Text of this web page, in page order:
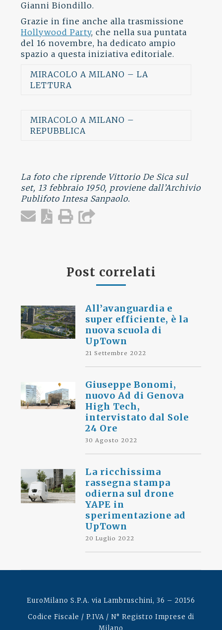
Gianni Biondillo.
Grazie in fine anche alla trasmissione
Hollywood Party, che nella sua puntata
del 16 novembre, ha dedicato ampio
spazio a questa iniziativa editoriale.
MIRACOLO A MILANO – LA
LETTURA
MIRACOLO A MILANO –
REPUBBLICA
La foto che riprende Vittorio De Sica sul
set, 13 febbraio 1950, proviene dall’Archivio
Publifoto Intesa Sanpaolo.
Post correlati
All’avanguardia e
super efficiente, è la
nuova scuola di
UpTown
21 Settembre 2022
Giuseppe Bonomi,
nuovo Ad di Genova
High Tech,
intervistato dal Sole
24 Ore
30 Agosto 2022
La ricchissima
rassegna stampa
odierna sul drone
YAPE in
sperimentazione ad
UpTown
20 Luglio 2022
EuroMilano S.P.A. via Lambruschini, 36 – 20156
Codice Fiscale / P.IVA / N° Registro Imprese di
Milano